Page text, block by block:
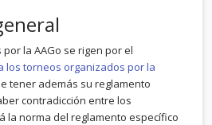
la AAGo se rigen por el
los torneos organizados por la
tener además su reglamento
contradicción entre los
la norma del reglamento específico